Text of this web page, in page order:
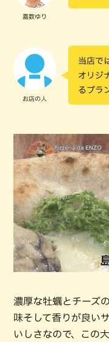
嘉数ゆり
お店の人
当店で
オリジ
るブラ
濃厚な牡蠣とチーズ
味そして香りが良い
いしさなので、この